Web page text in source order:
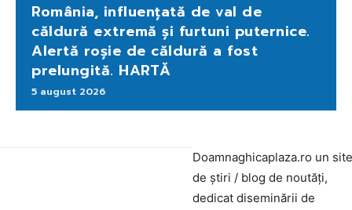
România, influențată de val de
căldură extremă și furtuni puternice.
Alertă roșie de căldură a fost
prelungită. HARTĂ
5 august 2026
Doamnaghicaplaza.ro un site
de știri / blog de noutăți,
dedicat diseminării de